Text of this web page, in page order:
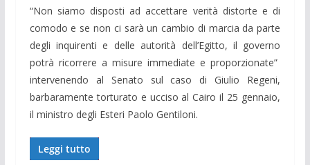
“Non siamo disposti ad accettare verità distorte e di
comodo e se non ci sarà un cambio di marcia da parte
degli inquirenti e delle autorità dell’Egitto, il governo
potrà ricorrere a misure immediate e proporzionate”
intervenendo al Senato sul caso di Giulio Regeni,
barbaramente torturato e ucciso al Cairo il 25 gennaio,
il ministro degli Esteri Paolo Gentiloni.
Leggi tutto